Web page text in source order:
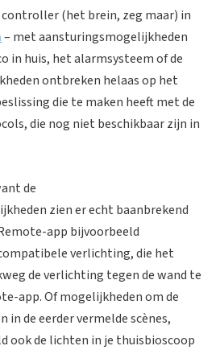
(het brein, zeg maar) in
– met aansturingsmogelijkheden
in huis, het alarmsysteem of de
ontbreken helaas op het
die te maken heeft met de
die nog niet beschikbaar zijn in
de
zien er echt baanbrekend
app bijvoorbeeld
verlichting, die het
de verlichting tegen de wand te
app. Of mogelijkheden om de
de eerder vermelde scènes,
ook de lichten in je thuisbioscoop